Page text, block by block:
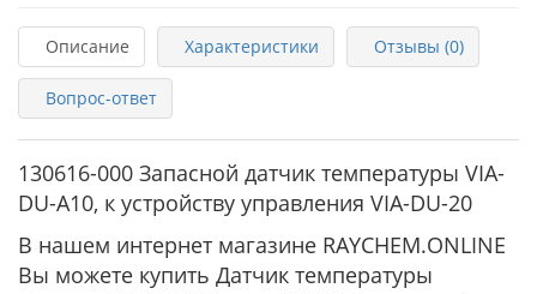
Описание Характеристики Отзывы (0)
Вопрос-ответ
130616-000 Запасной датчик температуры VIA-
DU-A10, к устройству управления VIA-DU-20
В нашем интернет магазине RAYCHEM.ONLINE
Вы можете купить Датчик температуры